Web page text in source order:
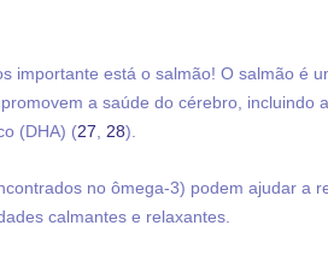
importante está o salmão! O salmão é
a saúde do cérebro, incluindo
(DHA) (27,28).
no ômega-3) podem ajudar a
calmantes e relaxantes.